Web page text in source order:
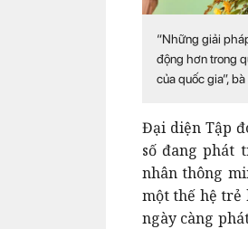
“Những giải
động hơn trong
của quốc gia”,
Đại diện Tập
số đang phát
nhân thông
một thế hệ trẻ
ngày càng